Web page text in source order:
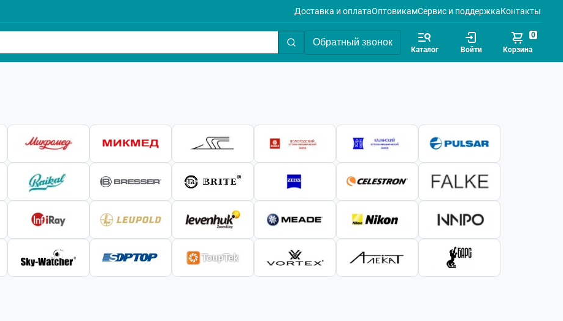
Доставка и оплатаОптовикамСервис и поддержкаКонтакты
Обратный звонок
Каталог Войти Корзина
0